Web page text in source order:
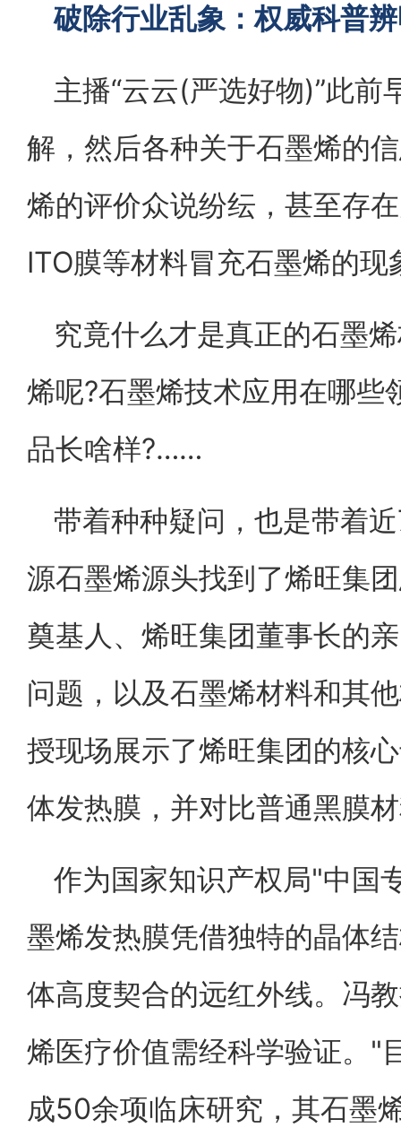
破除行业乱象：权威科普
主播“云云(严选好物)”此
解，然后各种关于石墨烯的
烯的评价众说纷纭，甚至存
ITO膜等材料冒充石墨烯的现
究竟什么才是真正的石墨
烯呢?石墨烯技术应用在哪些
品长啥样?……
带着种种疑问，也是带着
源石墨烯源头找到了烯旺集
奠基人、烯旺集团董事长的
问题，以及石墨烯材料和其
授现场展示了烯旺集团的核
体发热膜，并对比普通黑膜
作为国家知识产权局"中国
墨烯发热膜凭借独特的晶体
体高度契合的远红外线。冯
烯医疗价值需经科学验证。"
成50余项临床研究，其石墨